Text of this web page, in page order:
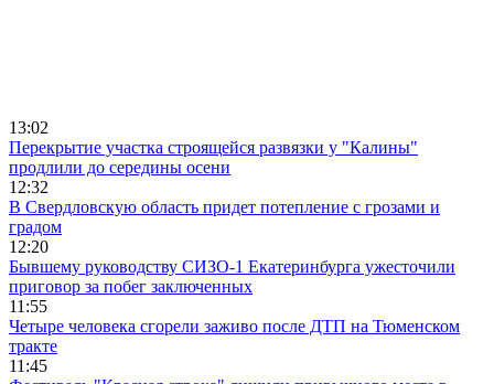
13:02
Перекрытие участка строящейся развязки у "Калины"
продлили до середины осени
12:32
В Свердловскую область придет потепление с грозами и
градом
12:20
Бывшему руководству СИЗО-1 Екатеринбурга ужесточили
приговор за побег заключенных
11:55
Четыре человека сгорели заживо после ДТП на Тюменском
тракте
11:45